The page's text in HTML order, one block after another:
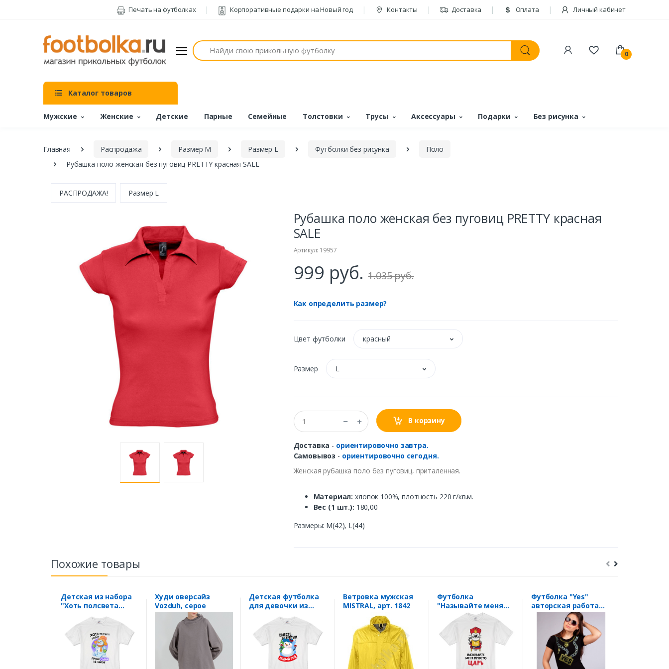
Печать на футболках Корпоративные подарки на Новый год Контакты Доставка Оплата Личный кабинет
Поиск
0
Каталог товаров
Мужские Женские Детские Парные Семейные Толстовки Трусы Аксессуары Подарки Без рисунка
Главная Распродажа Размер M Размер L Футболки без рисунка
Поло
Рубашка поло женская без пуговиц PRETTY красная SALE
РАСПРОДАЖА! Размер L
Рубашка поло женская без пуговиц PRETTY красная
SALE
Артикул: 19957
999 руб. 1.035 руб.
Как определить размер?
Цвет футболки красный
Размер L
В корзину
Доставка - ориентировочно завтра.
Самовывоз - ориентировочно сегодня.
Женская рубашка поло без пуговиц, приталенная.
Материал: хлопок 100%,плотность 220 г/кв.м.
Вес (1 шт.): 180,00
Размеры: M(42), L(44)
Похожие товары
Детская из набора
"Хоть полсвета
снеговички 8
летSALE
Худи оверсайз
Vozduh, серое
Детская футболка
для девочки из
четверых "Вместе
встретим Новый
год" снеговички
Ветровка мужская
MISTRAL, арт. 1842
Футболка
"Называйте меня
просто Царь" SALE
Футболка "Yes"
авторская работа
ТАЕЛ SALE